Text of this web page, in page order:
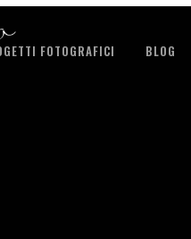
FOTOGRAFICI BLOG